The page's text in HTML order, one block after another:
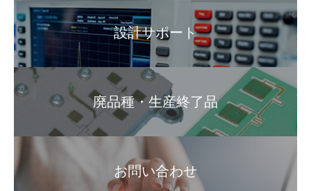
設計サポート
廃品種・生産終了品
お問い合わせ